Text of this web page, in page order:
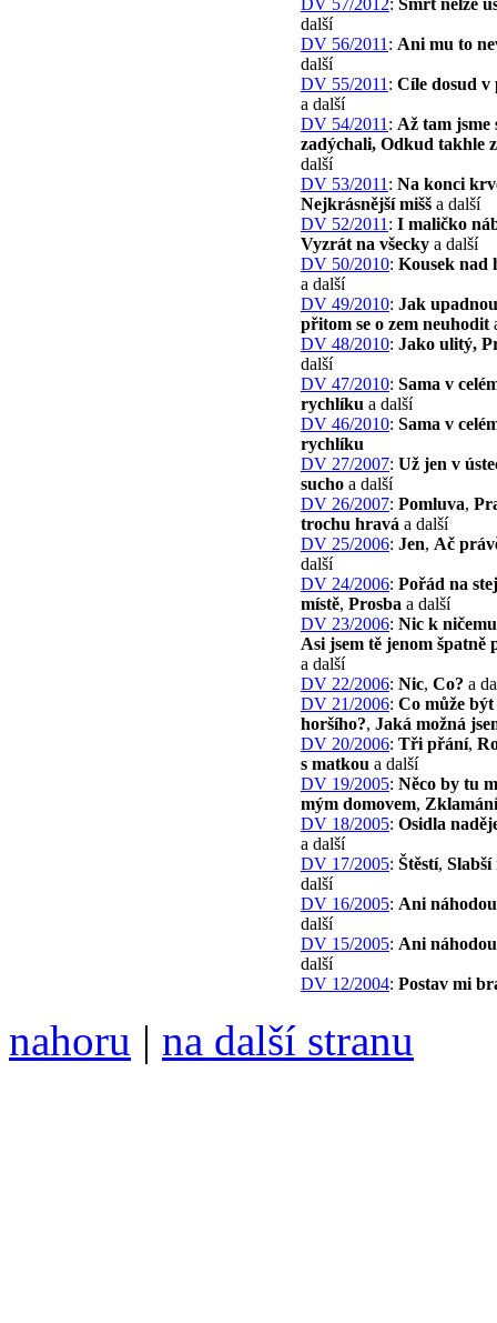
další
DV 56/2011 : Ani mu to
další
DV 55/2011 : Cíle dosud v
a další
DV 54/2011 : Až tam jsme
zadýchali, Odkud takhle
další
DV 53/2011 : Na konci
Nejkrásnější mišš a další
DV 52/2011 : I maličko
Vyzrát na všecky a další
DV 50/2010: Kousek nad
a další
DV 49/2010: Jak
přitom se o zem neuhodit
DV 48/2010: Jako ulitý,
další
DV 47/2010: Sama v
rychlíku a další
DV 46/2010: Sama v
rychlíku
DV 27/2007: Už jen v
sucho a další
DV 26/2007: Pomluva,
trochu hravá a další
DV 25/2006: Jen, Ač
další
DV 24/2006: Pořád na
místě, Prosba a další
DV 23/2006: Nic k
Asi jsem tě jenom špatně
a další
DV 22/2006: Nic, Co? a
DV 21/2006: Co může být
horšího?, Jaká možná
DV 20/2006: Tři přání,
s matkou a další
DV 19/2005: Něco by tu
mým domovem, Zklamání
DV 18/2005: Osidla
a další
DV 17/2005: Štěstí, Slabší
další
DV 16/2005: Ani náhodou
další
DV 15/2005: Ani náhodou
další
DV 12/2004: Postav mi
nahoru | na další stranu